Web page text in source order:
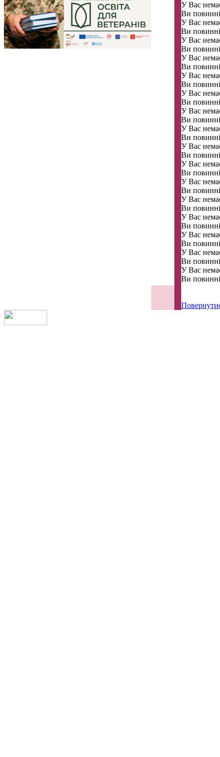
У Вас
Ви
У Вас
Ви
У Вас
Ви
У Вас
Ви
У Вас
Ви
У Вас
Ви
У Вас
Ви
У Вас
Ви
У Вас
Ви
У Вас
Ви
У Вас
Ви
У Вас
Ви
У Вас
Ви
У Вас
Ви
У Вас
Ви
У Вас
Ви